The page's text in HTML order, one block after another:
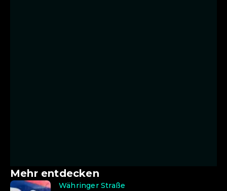
Mehr entdecken
Währinger Straße